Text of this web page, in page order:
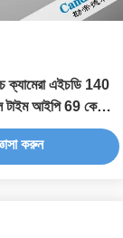
ক্যামেরা এইচডি 140
টাইম আইপি 69 কে
ডাস্টপ্রুফ
করুন